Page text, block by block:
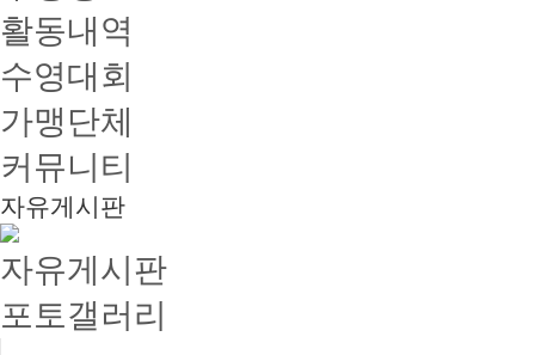
활동내역
수영대회
가맹단체
커뮤니티
자유게시판
자유게시판
포토갤러리